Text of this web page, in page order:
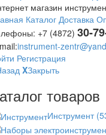
магазин
Каталог Доставка
+7 (4872) 30-
instrument-
Регистрация
XЗакрыть
товаров
Инструмент